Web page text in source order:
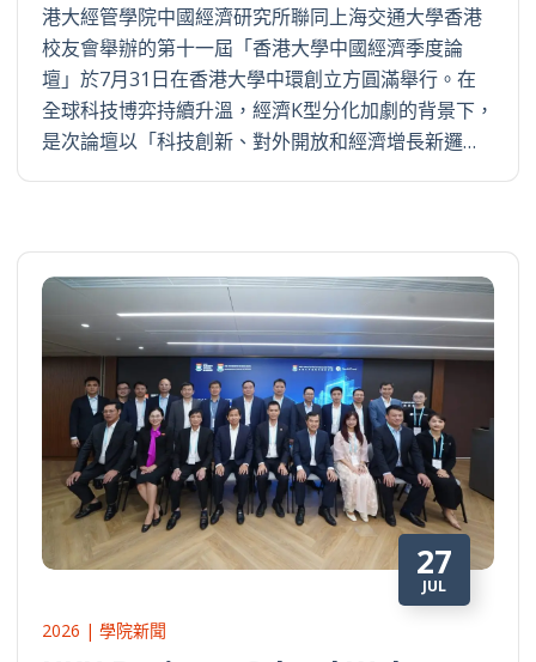
港大經管學院中國經濟研究所聯同上海交通大學香港
校友會舉辦的第十一屆「香港大學中國經濟季度論
壇」於7月31日在香港大學中環創立方圓滿舉行。在
全球科技博弈持續升溫，經濟K型分化加劇的背景下，
是次論壇以「科技創新、對外開放和經濟增長新邏…
27
JUL
2026 | 學院新聞